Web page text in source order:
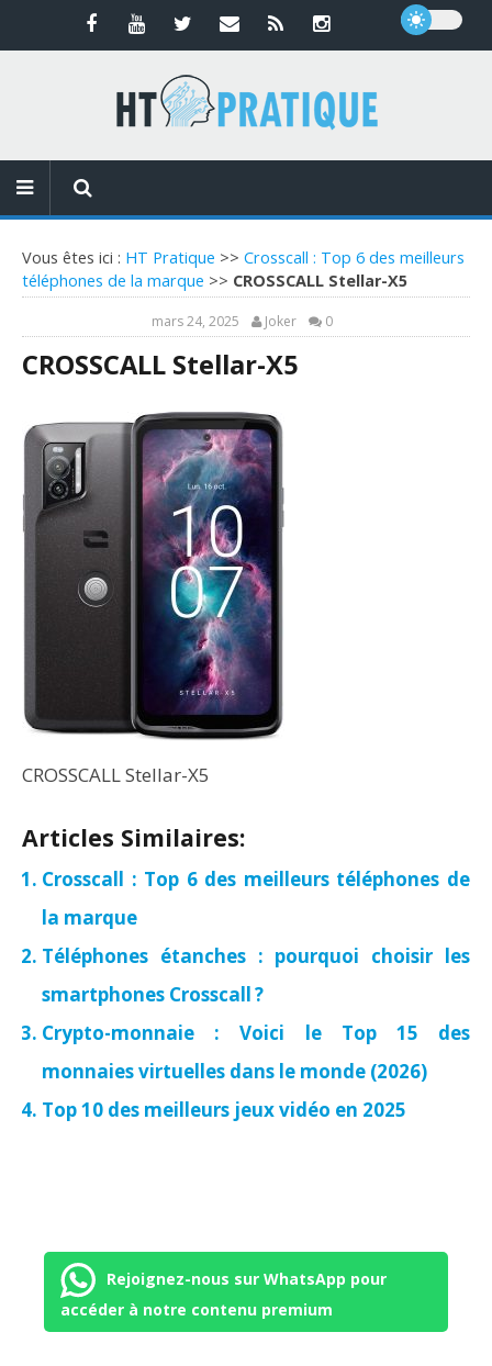
Vous êtes ici : HT Pratique >> Crosscall : Top 6 des meilleurs
téléphones de la marque >> CROSSCALL Stellar-X5
mars 24, 2025 Joker 0
CROSSCALL Stellar-X5
CROSSCALL Stellar-X5
Articles Similaires:
Crosscall : Top 6 des meilleurs téléphones de
la marque
Téléphones étanches : pourquoi choisir les
smartphones Crosscall ?
Crypto-monnaie : Voici le Top 15 des
monnaies virtuelles dans le monde (2026)
Top 10 des meilleurs jeux vidéo en 2025
Rejoignez-nous sur WhatsApp pour
accéder à notre contenu premium